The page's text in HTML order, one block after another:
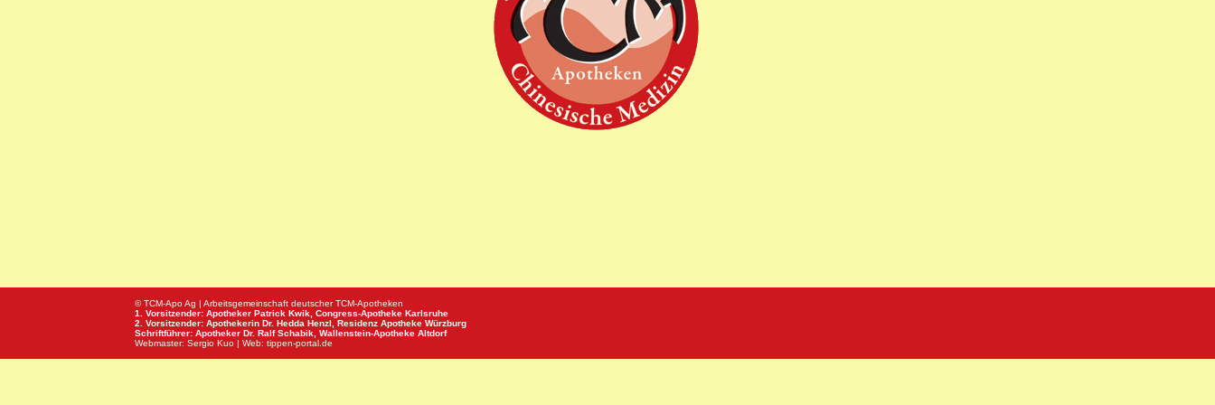
© TCM-Apo Ag | Arbeitsgemeinschaft deutscher TCM-Apotheken
1. Vorsitzender: Apotheker Patrick Kwik, Congress-Apotheke Karlsruhe
2. Vorsitzender: Apothekerin Dr. Hedda Henzl, Residenz Apotheke Würzburg
Schriftführer: Apotheker Dr. Ralf Schabik, Wallenstein-Apotheke Altdorf
Webmaster: Sergio Kuo | Web: tippen-portal.de